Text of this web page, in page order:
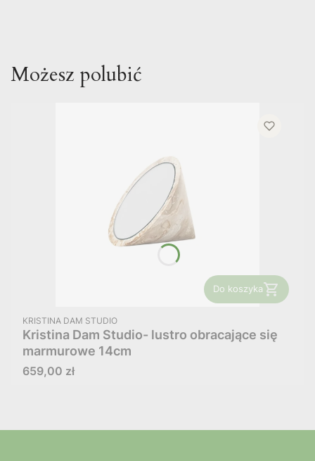
Możesz polubić
Do koszyka
PRODUCENT
KRISTINA DAM STUDIO
Kristina Dam Studio- lustro obracające się
marmurowe 14cm
Cena
659,00 zł